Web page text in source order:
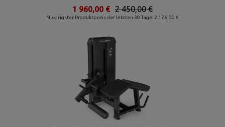
Niedrigster Produktpreis der letzten 30 Tage: 2 176,00 €
2 450,00 €
1 960,00 €